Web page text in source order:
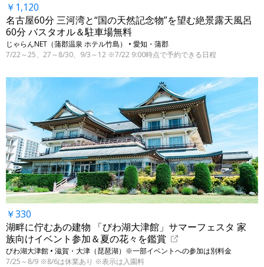
￥1,120
名古屋60分 三河湾と“国の天然記念物”を望む絶景露天風呂
60分 バスタオル＆駐車場無料
じゃらんNET（蒲郡温泉 ホテル竹島） • 愛知・蒲郡
7/22～25、27～8/30、9/3～12 ※7/22 9:00時点で予約できる日程
￥330
湖畔に佇むあの建物 「びわ湖大津館」サマーフェスタ 家
族向けイベント参加＆夏の花々を鑑賞
びわ湖大津館 • 滋賀・大津（琵琶湖）※一部イベントへの参加は別料金
7/25～8/9 ※8/6は休業あり ※表示は入園料